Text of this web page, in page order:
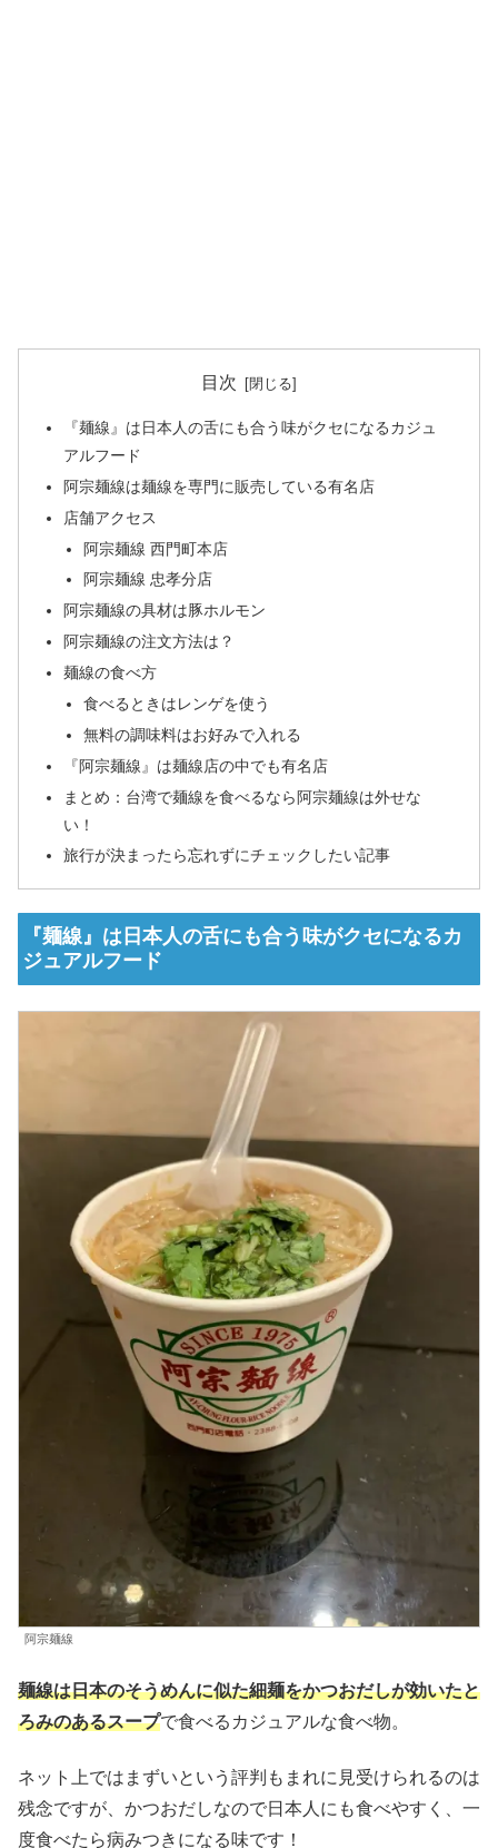
目次
『麺線』は日本人の舌にも合う味がクセになるカジュ
アルフード
阿宗麺線は麺線を専門に販売している有名店
店舗アクセス
阿宗麺線 西門町本店
阿宗麺線 忠孝分店
阿宗麺線の具材は豚ホルモン
阿宗麺線の注文方法は？
麺線の食べ方
食べるときはレンゲを使う
無料の調味料はお好みで入れる
『阿宗麺線』は麺線店の中でも有名店
まとめ：台湾で麺線を食べるなら阿宗麺線は外せな
い！
旅行が決まったら忘れずにチェックしたい記事
『麺線』は日本人の舌にも合う味がクセになるカ
ジュアルフード
阿宗麺線
麺線は日本のそうめんに似た細麺をかつおだしが効いたと
ろみのあるスープで食べるカジュアルな食べ物。
ネット上ではまずいという評判もまれに見受けられるのは
残念ですが、かつおだしなので日本人にも食べやすく、一
度食べたら病みつきになる味です！